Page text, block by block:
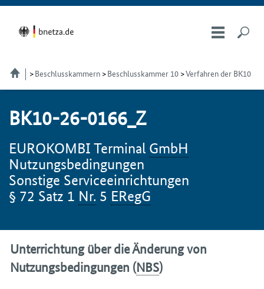
Beschlusskammern Beschlusskammer 10 Verfahren der BK10
BK10-26-0166_Z
EUROKOMBI Terminal GmbH
Nutzungsbedingungen
Sonstige Serviceeinrichtungen
§ 72 Satz 1 Nr. 5 ERegG
Unterrichtung über die Änderung von
Nutzungsbedingungen (NBS)